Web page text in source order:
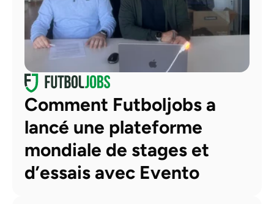
Comment Futboljobs a
lancé une plateforme
mondiale de stages et
d’essais avec Evento